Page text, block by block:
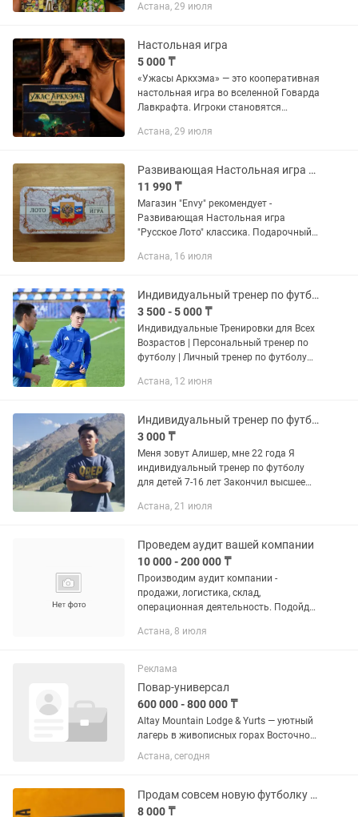
мультсериала. Подходит для весёлой
Астана, 29 июля
Настольная игра
5 000 ₸
«Ужасы Аркхэма» — это кооперативная
настольная игра во вселенной Говарда
Лавкрафта. Игроки становятся
остановить пробуждение Древнего
человек,...
Астана, 29 июля
Развивающая Настольная игра Русское Лото классика. Подарочный набор
11 990 ₸
Магазин "Envy" рекомендует -
Развивающая Настольная игра
"Русское Лото" классика. Подарочный
- отличный выбор! Отличный выбор -
Астана, 16 июля
Индивидуальный тренер по футболу
3 500 - 5 000 ₸
Индивидуальные Тренировки для Всех
Возрастов | Персональный тренер по
футболу | Личный тренер по футболу
поле? Я — персональный тренер с
Астана, 12 июня
Индивидуальный тренер по футболу
3 000 ₸
Меня зовут Алишер, мне 22 года Я
индивидуальный тренер по футболу
для детей 7-16 лет Закончил высшее
"РГУФК" (РОССИЙСКИЙ
ФИЗИЧЕСКОЙ...
Астана, 21 июля
Проведем аудит вашей компании
10 000 - 200 000 ₸
Производим аудит компании -
продажи, логистика, склад,
операционная деятельность. Подойдет
Только начинаете, или если вы уже
Астана, 8 июля
Реклама
Повар-универсал
600 000 - 800 000 ₸
Altay Mountain Lodge & Yurts — уютный
лагерь в живописных горах Восточного
Казахстана. Мы принимаем гостей со
всего мира и ценим комфорт,
гостеприимства. 📅 Сезон: с середины...
Астана, сегодня
Продам совсем новую футболку Бразилии ЧМ26
8 000 ₸